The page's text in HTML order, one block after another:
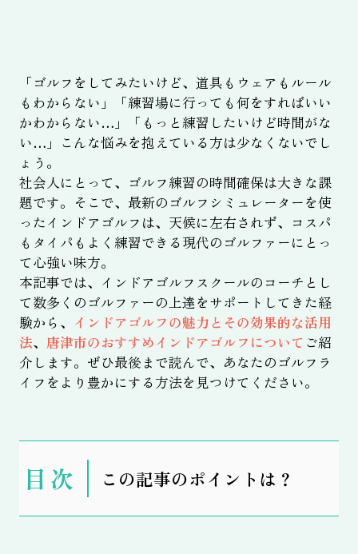
「ゴルフをしてみたいけど、道具もウェアもルール
もわからない」「練習場に行っても何をすればいい
かわからない…」「もっと練習したいけど時間がな
い…」こんな悩みを抱えている方は少なくないでし
ょう。
社会人にとって、ゴルフ練習の時間確保は大きな課
題です。そこで、最新のゴルフシミュレーターを使
ったインドアゴルフは、天候に左右されず、コスパ
もタイパもよく練習できる現代のゴルファーにとっ
て心強い味方。
本記事では、インドアゴルフスクールのコーチとし
て数多くのゴルファーの上達をサポートしてきた経
験から、 インドアゴルフの魅力とその効果的な活用
法、 唐津市のおすすめインドアゴルフについて ご紹
介します。ぜひ最後まで読んで、あなたのゴルフラ
イフをより豊かにする方法を見つけてください。
この記事のポイントは？
表
示